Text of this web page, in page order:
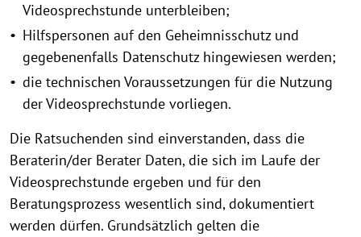
Videosprechstunde unterbleiben;
Hilfspersonen auf den Geheimnisschutz und
gegebenenfalls Datenschutz hingewiesen werden;
die technischen Voraussetzungen für die Nutzung
der Videosprechstunde vorliegen.
Die Ratsuchenden sind einverstanden, dass die
Beraterin/der Berater Daten, die sich im Laufe der
Videosprechstunde ergeben und für den
Beratungsprozess wesentlich sind, dokumentiert
werden dürfen. Grundsätzlich gelten die